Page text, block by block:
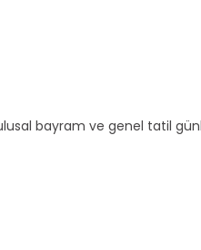
bayram ve genel tatil